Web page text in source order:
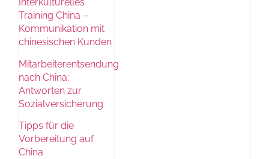
Interkulturelles
Training China –
Kommunikation mit
chinesischen Kunden
Mitarbeiterentsendung
nach China:
Antworten zur
Sozialversicherung
Tipps für die
Vorbereitung auf
China